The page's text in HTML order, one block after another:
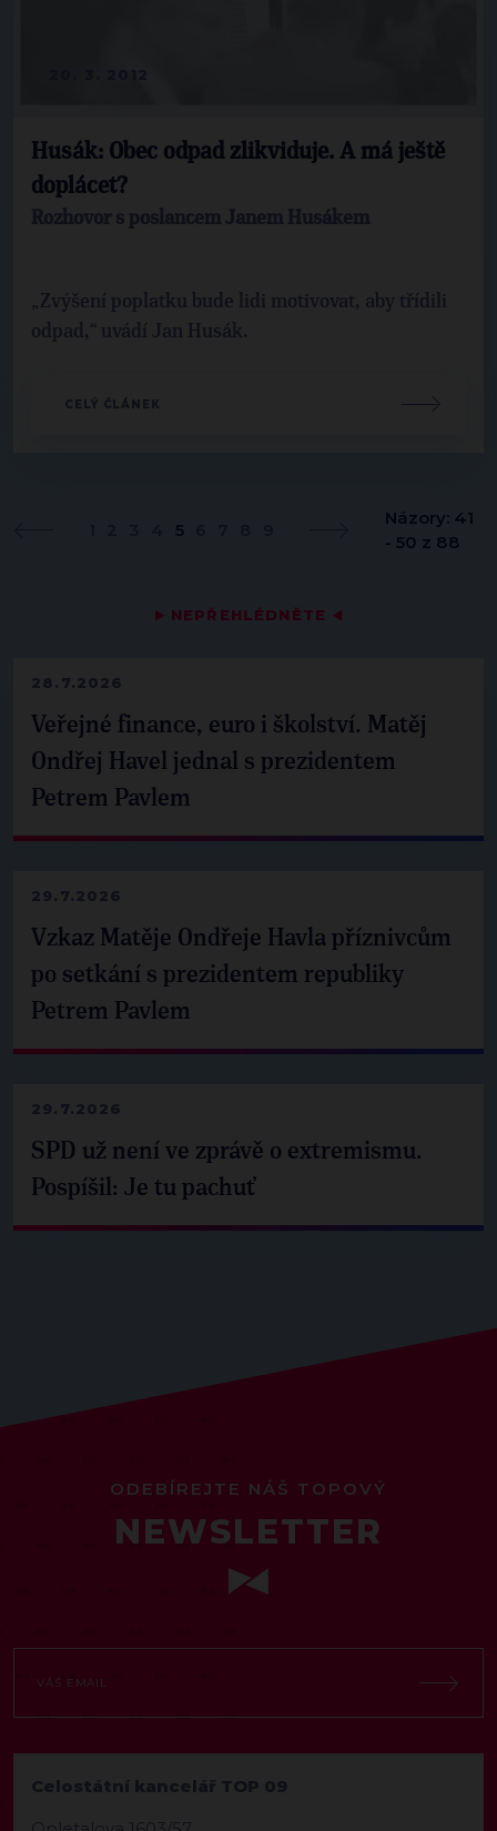
▶ NEPŘEHLÉDNĚTE ◀
28.7.2026
Veřejné finance, euro i školství. Matěj
Ondřej Havel jednal s prezidentem
Petrem Pavlem
29.7.2026
Vzkaz Matěje Ondřeje Havla příznivcům
po setkání s prezidentem republiky
Petrem Pavlem
29.7.2026
SPD už není ve zprávě o extremismu.
Pospíšil: Je tu pachuť
Husák: Obec odpad zlikviduje. A má ještě
doplácet?
Rozhovor s poslancem Janem Husákem
„Zvýšení poplatku bude lidi motivovat, aby třídili
odpad,“ uvádí Jan Husák.
CELÝ ČLÁNEK
5
Názory: 41
- 50 z 88
ODEBÍREJTE NÁŠ TOPOVÝ
NEWSLETTER
Celostátní kancelář TOP 09